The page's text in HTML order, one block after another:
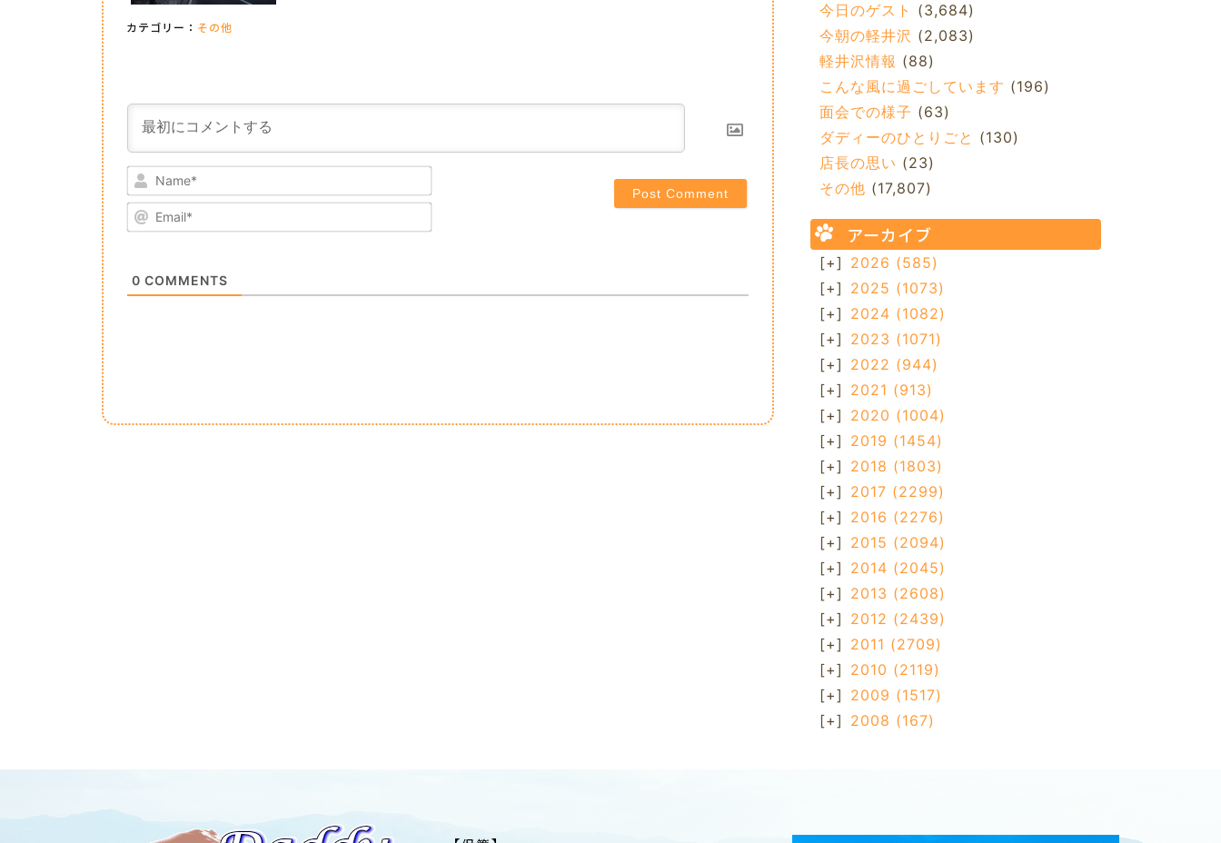
カテゴリー： その他
Name*
Email*
0 COMMENTS
今日のゲスト (3,684)
今朝の軽井沢 (2,083)
軽井沢情報 (88)
こんな風に過ごしています (196)
面会での様子 (63)
ダディーのひとりごと (130)
店長の思い (23)
その他 (17,807)
アーカイブ
[+] 2026 (585)
[+] 2025 (1073)
[+] 2024 (1082)
[+] 2023 (1071)
[+] 2022 (944)
[+] 2021 (913)
[+] 2020 (1004)
[+] 2019 (1454)
[+] 2018 (1803)
[+] 2017 (2299)
[+] 2016 (2276)
[+] 2015 (2094)
[+] 2014 (2045)
[+] 2013 (2608)
[+] 2012 (2439)
[+] 2011 (2709)
[+] 2010 (2119)
[+] 2009 (1517)
[+] 2008 (167)